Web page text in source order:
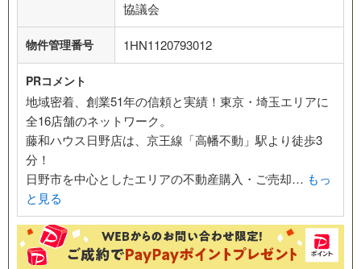
協議会
物件管理番号 1HN1120793012
PRコメント
地域密着、創業51年の信頼と実績！東京・埼玉エリアに
全16店舗のネットワーク。
藤和ハウス日野店は、京王線「高幡不動」駅より徒歩3
分！
日野市を中心としたエリアの不動産購入・ご売却… もっ
と見る